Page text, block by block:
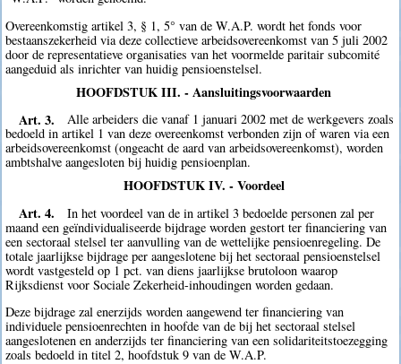
Overeenkomstig artikel 3, § 1, 5° van de W.A.P. wordt het fonds voor
bestaanszekerheid via deze collectieve arbeidsovereenkomst van 5 juli 2002
door de representatieve organisaties van het voormelde paritair subcomité
aangeduid als inrichter van huidig pensioenstelsel.
HOOFDSTUK III. - Aansluitingsvoorwaarden
Art. 3.
Alle arbeiders die vanaf 1 januari 2002 met de werkgevers zoals
bedoeld in artikel 1 van deze overeenkomst verbonden zijn of waren via een
arbeidsovereenkomst (ongeacht de aard van arbeidsovereenkomst), worden
ambtshalve aangesloten bij huidig pensioenplan.
HOOFDSTUK IV. - Voordeel
Art. 4.
In het voordeel van de in artikel 3 bedoelde personen zal per
maand een geïndividualiseerde bijdrage worden gestort ter financiering van
een sectoraal stelsel ter aanvulling van de wettelijke pensioenregeling. De
totale jaarlijkse bijdrage per aangeslotene bij het sectoraal pensioenstelsel
wordt vastgesteld op 1 pct. van diens jaarlijkse brutoloon waarop
Rijksdienst voor Sociale Zekerheid-inhoudingen worden gedaan.
Deze bijdrage zal enerzijds worden aangewend ter financiering van
individuele pensioenrechten in hoofde van de bij het sectoraal stelsel
aangeslotenen en anderzijds ter financiering van een solidariteitstoezegging
zoals bedoeld in titel 2, hoofdstuk 9 van de W.A.P.